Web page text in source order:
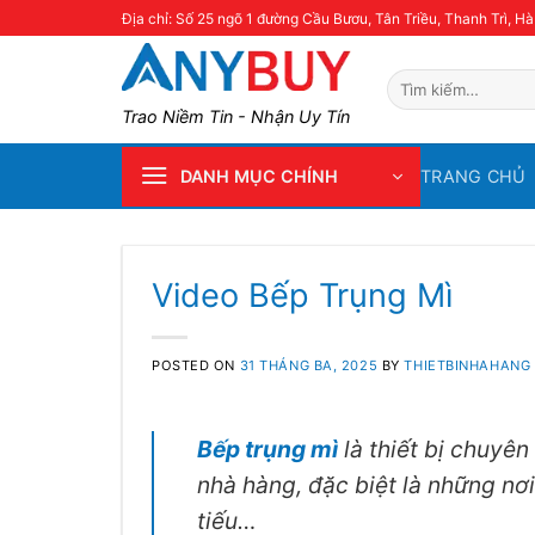
Địa chỉ: Số 25 ngõ 1 đường Cầu Bươu, Tân Triều, Thanh Trì,
Trao Niềm Tin - Nhận Uy Tín
Tìm
kiếm:
DANH MỤC CHÍNH TRANG CHỦ
Video Bếp Trụng Mì
POSTED ON 31 THÁNG BA, 2025 BYTHIETBINHAHANG
Bếp trụng mì là thiết bị
nhà hàng, đặc biệt là những
tiếu…